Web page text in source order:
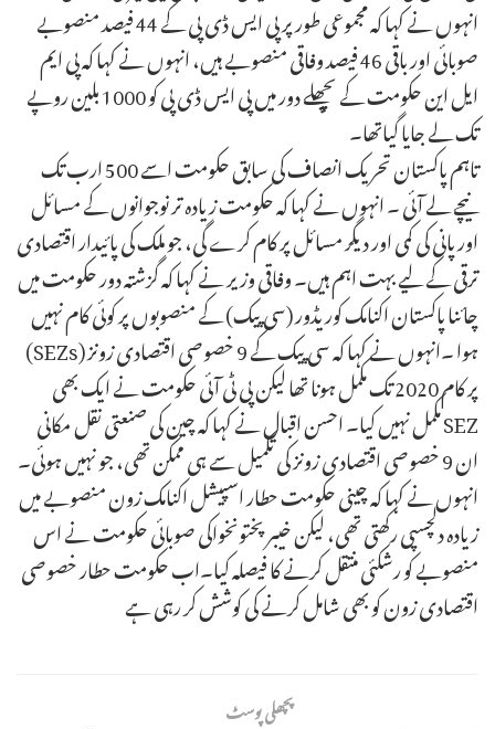
انہوں نے کہا کہ مجموعی طور پر پی ایس ڈی پی کے 44 فیصد منصوبے
صوبائی اور باقی 46 فیصد وفاقی منصوبے ہیں، انہوں نے کہا کہ پی ایم
ایل این حکومت کے پچھلے دور میں پی ایس ڈی پی کو 1000 بلین روپے
تک لے جایا گیاتھا۔
تاہم پاکستان تحریک انصاف کی سابق حکومت اسے 500 ارب تک
نیچے لے آئی ۔ انہوں نے کہا کہ حکومت زیادہ تر نوجوانوں کے مسائل
اور پانی کی کمی اور دیگر مسائل پر کام کرے گی، جو ملک کی پائیدار اقتصادی
ترقی کے لیے بہت اہم ہیں۔ وفاقی وزیر نے کہا کہ گزشتہ دور حکومت میں
چائنا پاکستان اکنامک کوریڈور (سی پیک) کے منصوبوں پر کوئی کام نہیں
ہوا ۔انہوں نے کہا کہ سی پیک کے 9 خصوصی اقتصادی زونز (SEZs)
پر کام 2020 تک مکمل ہونا تھا لیکن پی ٹی آئی حکومت نے ایک بھی
SEZ مکمل نہیں کیا۔ احسن اقبال نے کہا کہ چین کی صنعتی نقل مکانی
ان 9 خصوصی اقتصادی زونز کی تکمیل سے ہی ممکن تھی، جو نہیں ہوئی۔
انہوں نے کہا کہ چینی حکومت حطار اسپیشل اکنامک زون منصوبے میں
زیادہ دلچسپی رکھتی تھی، لیکن خیبر پختونخواکی صوبائی حکومت نے اس
منصوبے کو رشکئی منتقل کرنے کا فیصلہ کیا۔اب حکومت حطار خصوصی
اقتصادی زون کو بھی شامل کرنے کی کوشش کر رہی ہے
پچھلی پوسٹ